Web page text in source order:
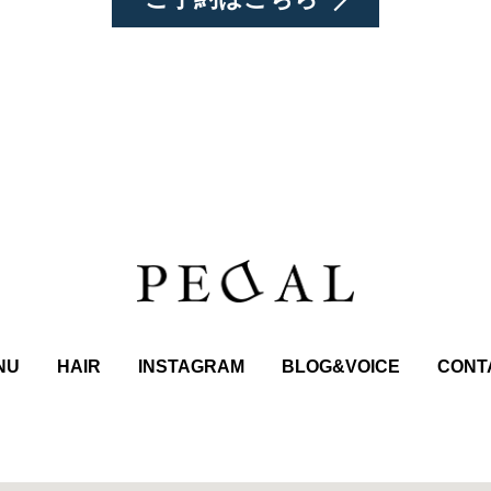
HAIR INSTAGRAM BLOG&VOICE